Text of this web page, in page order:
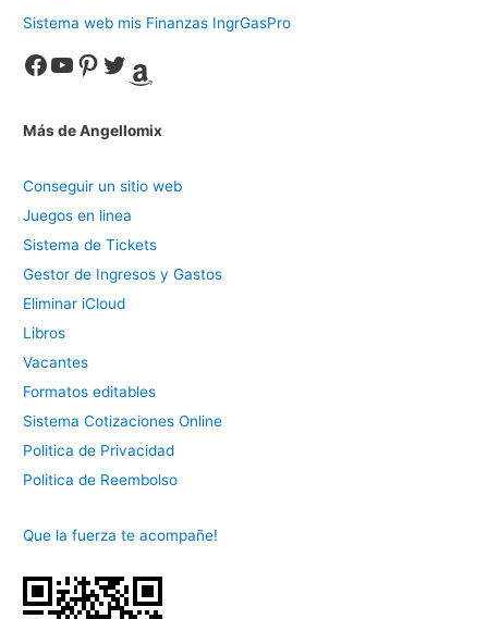
Sistema web mis Finanzas IngrGasPro
Facebook YouTube Pinterest Twitter Amazon
Más de Angellomix
Conseguir un sitio web
Juegos en linea
Sistema de Tickets
Gestor de Ingresos y Gastos
Eliminar iCloud
Libros
Vacantes
Formatos editables
Sistema Cotizaciones Online
Politica de Privacidad
Politica de Reembolso
Que la fuerza te acompañe!